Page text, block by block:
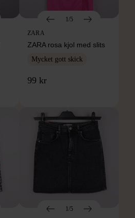
1/5
ZARA
ZARA rosa kjol med slits
Mycket gott skick
99 kr
1/5